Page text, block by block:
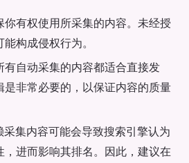
你有权使用所采集的内容。未经授
构成侵权行为。
有自动采集的内容都适合直接发
是非常必要的，以保证内容的质量
采集内容可能会导致搜索引擎认为
进而影响其排名。因此，建议在